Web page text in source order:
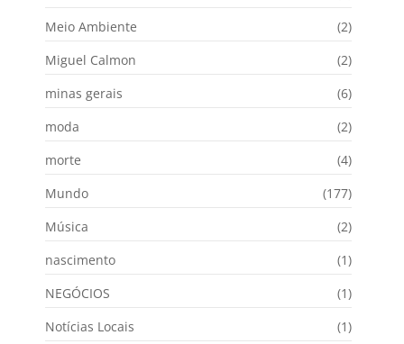
Meio Ambiente
(2)
Miguel Calmon
(2)
minas gerais
(6)
moda
(2)
morte
(4)
Mundo
(177)
Música
(2)
nascimento
(1)
NEGÓCIOS
(1)
Notícias Locais
(1)